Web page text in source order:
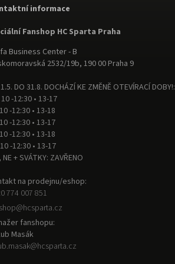
informace
Fanshop HC Sparta Praha
Business Center - B
2532/19b, 190 00 Praha 9
DO 31.8. DOCHÁZÍ KE ZMĚNĚ OTEVÍRACÍ DOBY!:
-12:30 • 13-17
-12:30 • 13-18
-12:30 • 13-17
-12:30 • 13-18
-12:30 • 13-17
+ SVÁTKY: ZAVŘENO
na prodejnu/eshop:
774 007 851
@hcsparta.cz
fanshopu:
Masák
@hcsparta.cz